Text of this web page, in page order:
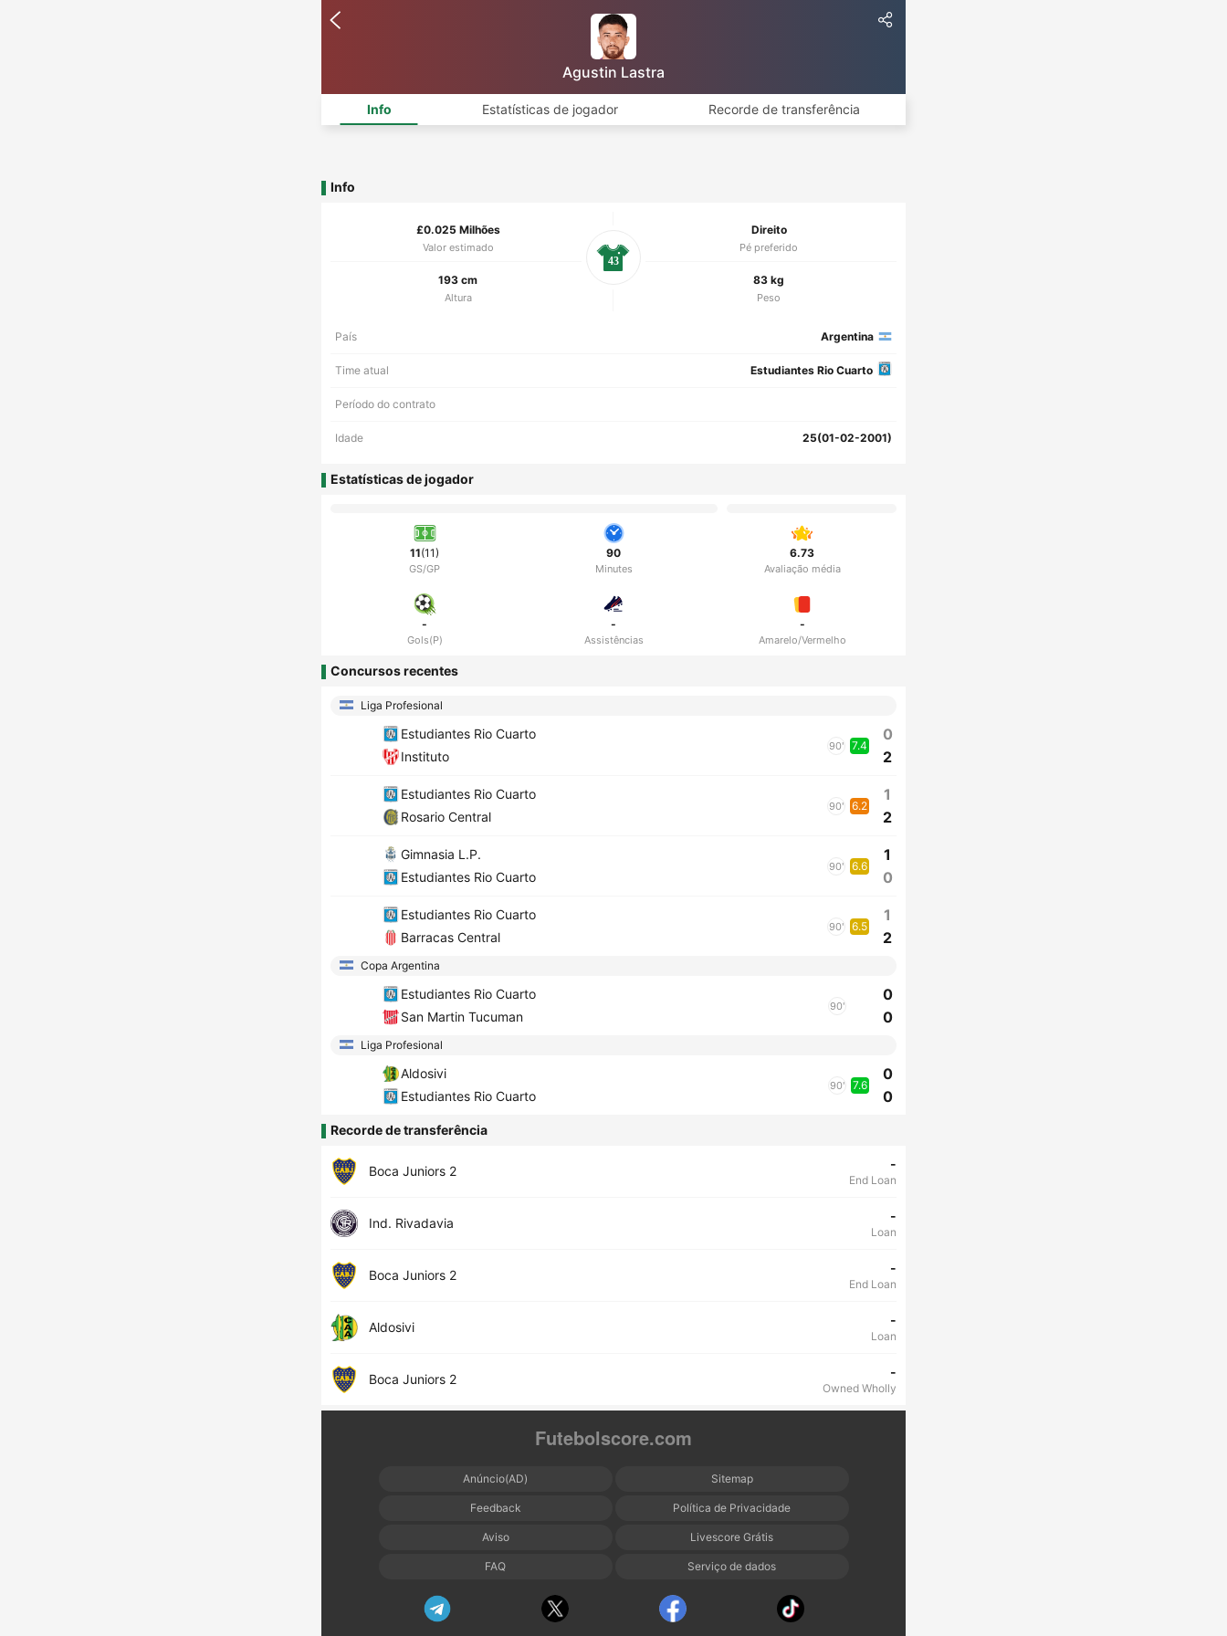
Agustin Lastra
Info Estatísticas de jogador Recorde de transferência
Info
£0.025 Milhões
Valor estimado
Direito
Pé preferido
193 cm
Altura
83 kg
Peso
43
País Argentina
Time atual Estudiantes Rio Cuarto
Período do contrato
Idade 25(01-02-2001)
Estatísticas de jogador
11(11)
GS/GP
90
Minutes
6.73
Avaliação média
-
Gols(P)
-
Assistências
-
Amarelo/Vermelho
Concursos recentes
Liga Profesional
Estudiantes Rio Cuarto
Instituto
90' 7.4
0
2
Estudiantes Rio Cuarto
Rosario Central
90' 6.2
1
2
Gimnasia L.P.
Estudiantes Rio Cuarto
90' 6.6
1
0
Estudiantes Rio Cuarto
Barracas Central
90' 6.5
1
2
Copa Argentina
Estudiantes Rio Cuarto
San Martin Tucuman
90'
0
0
Liga Profesional
Aldosivi
Estudiantes Rio Cuarto
90' 7.6
0
0
Recorde de transferência
Boca Juniors 2 -
End Loan
Ind. Rivadavia -
Loan
Boca Juniors 2 -
End Loan
Aldosivi -
Loan
Boca Juniors 2 -
Owned Wholly
Futebolscore.com
Anúncio(AD) Sitemap
Feedback Política de Privacidade
Aviso Livescore Grátis
FAQ Serviço de dados